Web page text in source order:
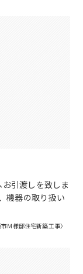
引渡しを致しま
機器の取り扱い
市Ｍ様邸住宅新築工事〉